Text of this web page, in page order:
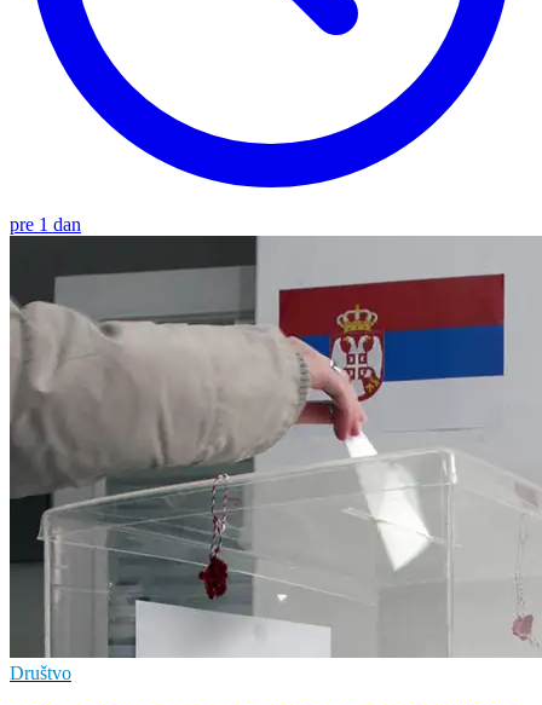
pre 1 dan
Društvo